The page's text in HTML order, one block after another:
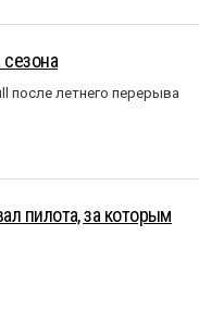
после летнего перерыва
пилота, за которым